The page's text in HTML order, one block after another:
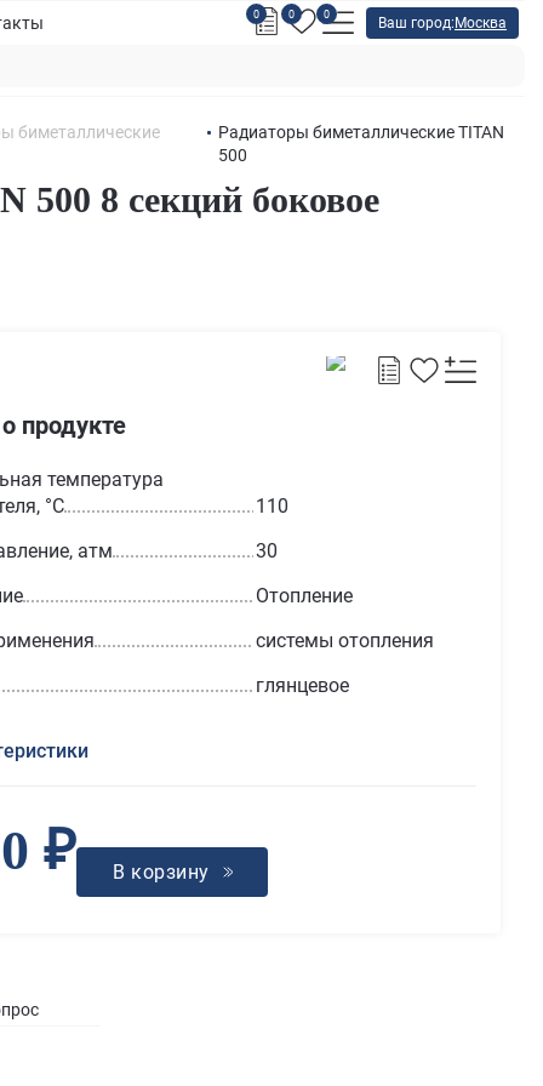
0 0 0
Ваш город: Москва
биметаллические
Радиаторы биметаллические TITAN
500
500 8 секций боковое
продукте
температура
°С
110
атм
30
Отопление
системы отопления
глянцевое
₽ В корзину